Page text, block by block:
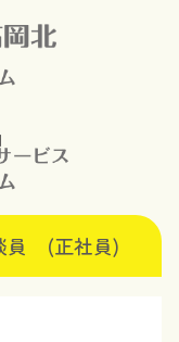
員 (正社員)